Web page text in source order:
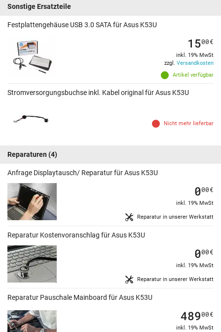
Sonstige Ersatzteile
Festplattengehäuse USB 3.0 SATA für Asus K53U
Artikel verfügbar
1500€
inkl. 19% MwSt
zzgl. Versandkosten
Stromversorgungsbuchse inkl. Kabel original für Asus K53U
Nicht mehr lieferbar
Reparaturen (4)
Anfrage Displaytausch/ Reparatur für Asus K53U
Reparatur in unserer Werkstatt
000€
inkl. 19% MwSt
Reparatur Kostenvoranschlag für Asus K53U
Reparatur in unserer Werkstatt
000€
inkl. 19% MwSt
Reparatur Pauschale Mainboard für Asus K53U
48900€
inkl. 19% MwSt